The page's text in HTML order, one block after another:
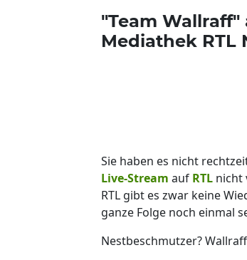
"Team
Mediathek RTL
Sie haben es nicht
Live-Stream auf RTL nicht
RTL gibt es zwar keine
ganze Folge noch einmal
Nestbeschmutzer?